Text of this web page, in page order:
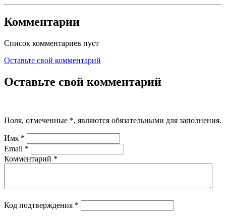
Комментарии
Список комментариев пуст
Оставьте свой комментарий
Оставьте свой комментарий
Поля, отмеченные *, являются обязательными для заполнения.
Имя *
Email *
Комментарий *
Код подтверждения *